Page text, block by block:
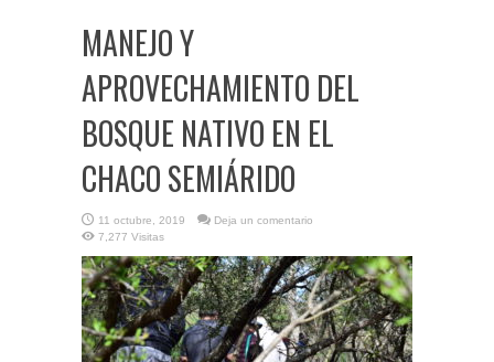
MANEJO Y
APROVECHAMIENTO DEL
BOSQUE NATIVO EN EL
CHACO SEMIÁRIDO
11 octubre, 2019
Deja un comentario
7,277 Visitas